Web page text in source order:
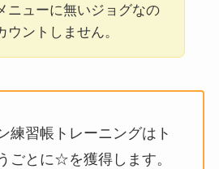
ニューに無いジョグなの
ントしません。
練習帳トレーニングはト
ごとに☆を獲得します。